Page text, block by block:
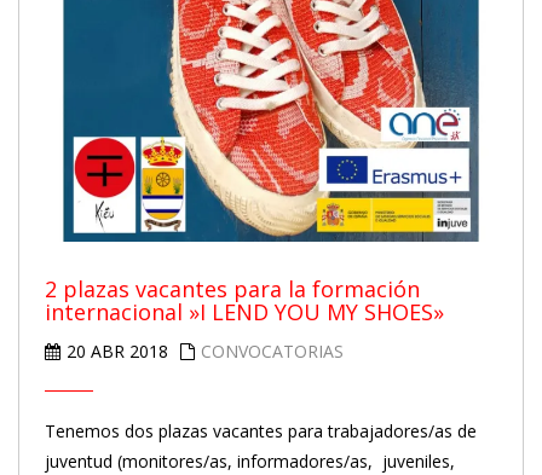
2 plazas vacantes para la formación
internacional »I LEND YOU MY SHOES»
20 ABR 2018 CONVOCATORIAS
Tenemos dos plazas vacantes para trabajadores/as de
juventud (monitores/as, informadores/as, juveniles,